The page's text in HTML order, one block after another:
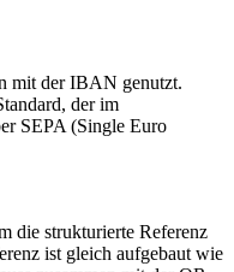
mit der IBAN genutzt.
der im
SEPA (Single Euro
die strukturierte Referenz
ist gleich aufgebaut wie